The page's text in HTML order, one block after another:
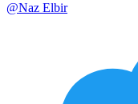
@Naz Elbir